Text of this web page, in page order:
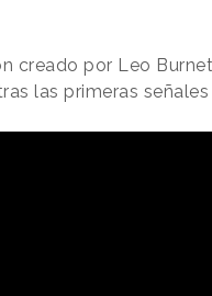
creado por Leo
las primeras